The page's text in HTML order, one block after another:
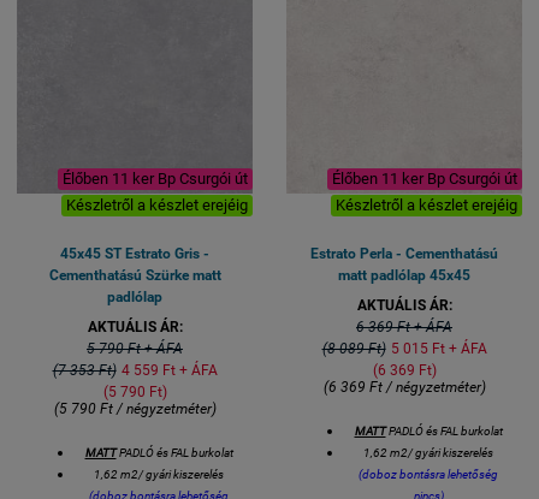
Élőben 11 ker Bp Csurgói út
Készletről a készlet erejéig
45x45 ST Estrato Gris -
Cementhatású Szürke matt
padlólap
AKTUÁLIS ÁR:
5 790 Ft + ÁFA
(7 353 Ft) 4 559 Ft + ÁFA
(5 790 Ft)
(5 790 Ft / négyzetméter)
MATTPADLÓ és FAL burkolat
1,62 m2/ gyári kiszerelés
(doboz bontásra lehetőség
Élőben 11 ker Bp Csurgói út
Készletről a készlet erejéig
Estrato Perla - Cementhatású
matt padlólap 45x45
AKTUÁLIS ÁR:
6 369 Ft + ÁFA
(8 089 Ft) 5 015 Ft + ÁFA
(6 369 Ft)
(6 369 Ft / négyzetméter)
MATTPADLÓ és FAL burkolat
1,62 m2/ gyári kiszerelés
(doboz bontásra lehetőség
nincs)